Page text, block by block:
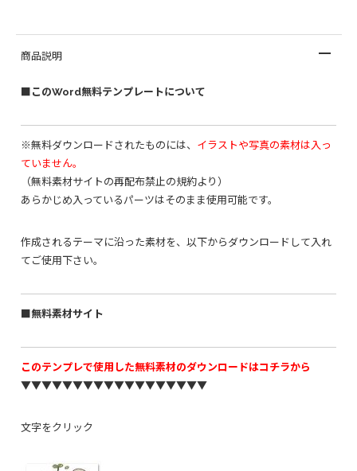
商品説明
■このWord無料テンプレートについて
※無料ダウンロードされたものには、 イラストや写真の素材は入っ
ていません。
（無料素材サイトの再配布禁止の規約より）
あらかじめ入っているパーツはそのまま使用可能です。
作成されるテーマに沿った素材を、以下からダウンロードして入れ
てご使用下さい。
■無料素材サイト
このテンプレで使用した無料素材のダウンロードはコチラから
▼▼▼▼▼▼▼▼▼▼▼▼▼▼▼▼▼▼
文字をクリック